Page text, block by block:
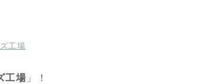
工場
工場 」！